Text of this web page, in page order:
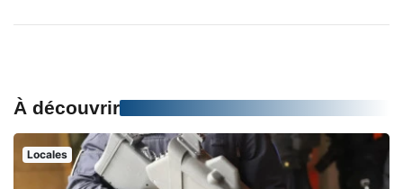
À découvrir
Locales